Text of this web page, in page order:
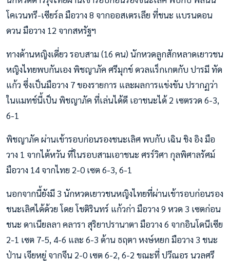
โคเวนทรี-เซียร์ล มือวาง 8 จากออสเตรเลีย ที่ชนะ แบรนดอน
ดวน มือวาง 12 จากสหรัฐฯ
ทางด้านหญิงเดี่ยว รอบสาม (16 คน) นักหวดลูกสักหลาดเยาวชน
หญิงไทยพบกันเอง พิชญาภัค ศรีมุกข์ ดวลแร็กเกตกับ ปารมี ทัด
แก้ว ซึ่งเป็นมือวาง 7 ของรายการ และผลการแข่งขัน ปรากฏว่า
ในแมทช์นี้เป็น พิชญาภัค ที่เล่นได้ดี เอาชนะได้ 2 เซตรวด 6-3,
6-1
พิชญาภัค ผ่านเข้ารอบก่อนรองชนะเลิศ พบกับ เฉิน ชิง อิง มือ
วาง 1 จากไต้หวัน ที่ในรอบสามเอาชนะ ศรร์วิศา กุลพิศาลรัศม์
มือวาง 14 จากไทย 2-0 เซต 6-3, 6-1
นอกจากนี้ยังมี 3 นักหวดเยาวชนหญิงไทยที่ผ่านเข้ารอบก่อนรอง
ชนะเลิศได้ด้วย โดย โชติรินทร์ แก้วก่า มือวาง 9 หวด 3 เซตก่อน
ชนะ ดาเนียลลา คลารา สุริยาปรานาตา มือวาง 6 จากอินโดนีเซีย
2-1 เซต 7-5, 4-6 และ 6-3 ด้าน ธฤตา หงษ์หยก มือวาง 3 ชนะ
ป่าน เจียหยู่ จากจีน 2-0 เซต 6-2, 6-2 ขณะที่ ปวีณอร นวลศรี